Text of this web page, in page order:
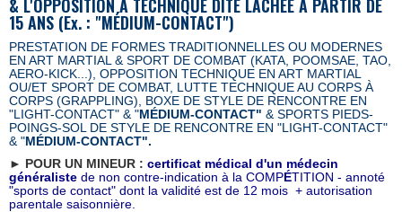
& L'OPPOSITION À TECHNIQUE DITE LÂCHÉEÀ PARTIR DE
15 ANS (Ex. : "MÉDIUM-CONTACT")
PRESTATION DE FORMES TRADITIONNELLES OU MODERNES
EN ART MARTIAL & SPORT DE COMBAT (KATA, POOMSAE, TAO,
AERO-KICK...), OPPOSITION TECHNIQUE EN ART MARTIAL
OU/ET SPORT DE COMBAT, LUTTE TECHNIQUE AU CORPS À
CORPS (GRAPPLING), BOXE DE STYLE DE RENCONTRE EN
"LIGHT-CONTACT" & "MÉDIUM-CONTACT" & SPORTS PIEDS-
POINGS-SOL DE STYLE DE RENCONTRE EN "LIGHT-CONTACT"
& "MÉDIUM-CONTACT".
► POUR UN MINEUR : certificat médical d'un médecin
généraliste de non contre-indication à la COMPÉTITION - annoté
"sports de contact" dont la validité est de 12 mois + autorisation
parentale saisonnière.